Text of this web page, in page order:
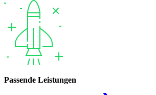
Passende Leistungen